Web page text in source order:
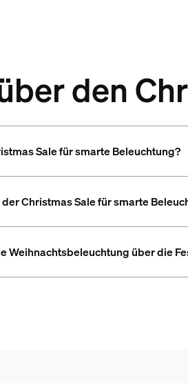
den
Sale für smarte Beleuchtung?
Christmas Sale für smarte
Weihnachtsbeleuchtung über die